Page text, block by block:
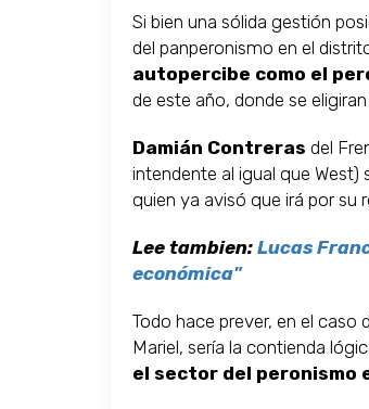
Si bien una sólida gestión
del panperonismo en el
autopercibe como el
de este año, donde se
Damián Contreras del
intendente al igual que West)
quien ya avisó que irá por su
Lee tambien: Lucas
económica"
Todo hace prever, en el caso
Mariel, sería la contienda
el sector del peronismo